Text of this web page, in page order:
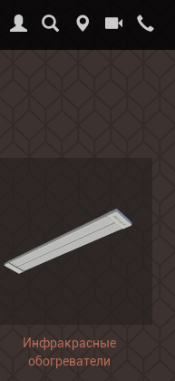
Инфракрасные
обогреватели